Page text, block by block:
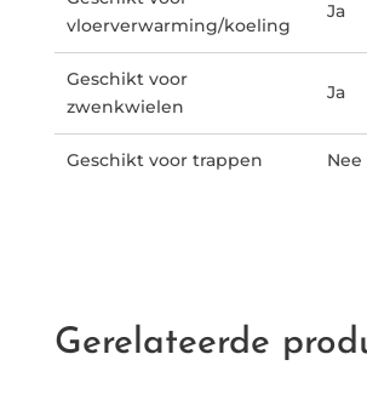
vloerverwarming/koeling
Ja
Geschikt voor
zwenkwielen
Ja
Geschikt voor trappen Nee
Gerelateerde